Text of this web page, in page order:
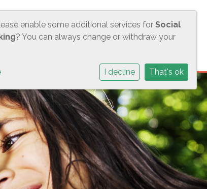
CONTACT BMS
enable some additional services for Social
? You can always change or withdraw your
I decline That's ok